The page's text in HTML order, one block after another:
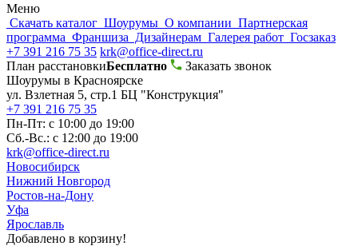
Меню
Скачать каталог Шоурумы О компании Партнерская
программа Франшиза Дизайнерам Галерея работ Госзаказ
+7 391 216 75 35 krk@office-direct.ru
План расстановкиБесплатно
Заказать звонок
Шоурумы в Красноярске
ул. Взлетная 5, стр.1 БЦ "Конструкция"
+7 391 216 75 35
Пн-Пт: с 10:00 до 19:00
Сб.-Вс.: с 12:00 до 19:00
krk@office-direct.ru
Новосибирск
Нижний Новгород
Ростов-на-Дону
Уфа
Ярославль
Добавлено в корзину!